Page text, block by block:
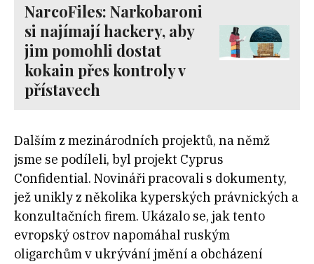
NarcoFiles: Narkobaroni
si najímají hackery, aby
jim pomohli dostat
kokain přes kontroly v
přístavech
Dalším z mezinárodních projektů, na němž
jsme se podíleli, byl projekt Cyprus
Confidential. Novináři pracovali s dokumenty,
jež unikly z několika kyperských právnických a
konzultačních firem. Ukázalo se, jak tento
evropský ostrov napomáhal ruským
oligarchům v ukrývání jmění a obcházení